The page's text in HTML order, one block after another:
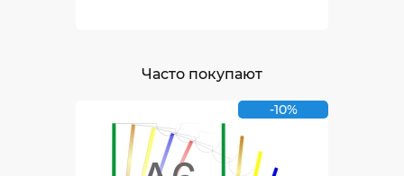
Часто покупают
-10%